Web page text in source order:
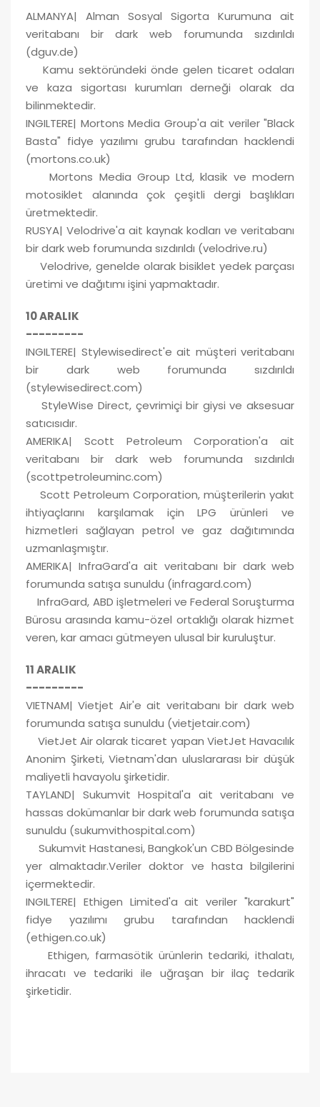
ALMANYA| Alman Sosyal Sigorta Kurumuna ait
veritabanı bir dark web forumunda sızdırıldı
(dguv.de)
Kamu sektöründeki önde gelen ticaret odaları
ve kaza sigortası kurumları derneği olarak da
bilinmektedir.
INGILTERE| Mortons Media Group'a ait veriler "Black
Basta" fidye yazılımı grubu tarafından hacklendi
(mortons.co.uk)
Mortons Media Group Ltd, klasik ve modern
motosiklet alanında çok çeşitli dergi başlıkları
üretmektedir.
RUSYA| Velodrive'a ait kaynak kodları ve veritabanı
bir dark web forumunda sızdırıldı (velodrive.ru)
Velodrive, genelde olarak bisiklet yedek parçası
üretimi ve dağıtımı işini yapmaktadır.
10 ARALIK
---------
INGILTERE| Stylewisedirect'e ait müşteri veritabanı
bir dark web forumunda sızdırıldı
(stylewisedirect.com)
StyleWise Direct, çevrimiçi bir giysi ve aksesuar
satıcısıdır.
AMERIKA| Scott Petroleum Corporation'a ait
veritabanı bir dark web forumunda sızdırıldı
(scottpetroleuminc.com)
Scott Petroleum Corporation, müşterilerin yakıt
ihtiyaçlarını karşılamak için LPG ürünleri ve
hizmetleri sağlayan petrol ve gaz dağıtımında
uzmanlaşmıştır.
AMERIKA| InfraGard'a ait veritabanı bir dark web
forumunda satışa sunuldu (infragard.com)
InfraGard, ABD işletmeleri ve Federal Soruşturma
Bürosu arasında kamu-özel ortaklığı olarak hizmet
veren, kar amacı gütmeyen ulusal bir kuruluştur.
11 ARALIK
---------
VIETNAM| Vietjet Air'e ait veritabanı bir dark web
forumunda satışa sunuldu (vietjetair.com)
VietJet Air olarak ticaret yapan VietJet Havacılık
Anonim Şirketi, Vietnam'dan uluslararası bir düşük
maliyetli havayolu şirketidir.
TAYLAND| Sukumvit Hospital'a ait veritabanı ve
hassas dokümanlar bir dark web forumunda satışa
sunuldu (sukumvithospital.com)
Sukumvit Hastanesi, Bangkok'un CBD Bölgesinde
yer almaktadır.Veriler doktor ve hasta bilgilerini
içermektedir.
INGILTERE| Ethigen Limited'a ait veriler "karakurt"
fidye yazılımı grubu tarafından hacklendi
(ethigen.co.uk)
Ethigen, farmasötik ürünlerin tedariki, ithalatı,
ihracatı ve tedariki ile uğraşan bir ilaç tedarik
şirketidir.